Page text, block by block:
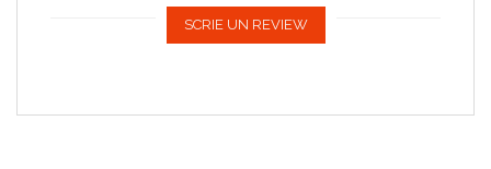
SCRIE UN REVIEW